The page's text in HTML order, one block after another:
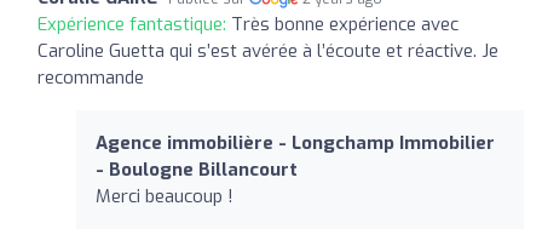
Expérience fantastique: Très bonne expérience avec
Caroline Guetta qui s’est avérée à l’écoute et réactive. Je
recommande
Agence immobilière - Longchamp Immobilier
- Boulogne Billancourt
Merci beaucoup !